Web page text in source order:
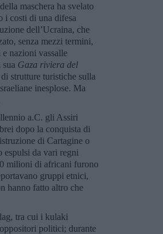
maschera ha svelato
i costi di una difesa
dell’Ucraina, che
senza mezzi termini,
nazioni vassalle
Gaza riviera del
strutture turistiche sulla
inesplose. Ma
a.C. gli Assiri
dopo la conquista di
di Cartagine o
espulsi da vari regni
milioni di africani furono
gruppi etnici,
hanno fatto altro che
tra cui i kulaki
politici; durante